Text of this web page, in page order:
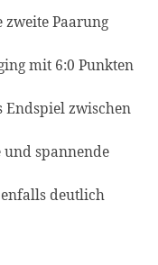
zweite Paarung
mit 6:0 Punkten
Endspiel zwischen
spannende
deutlich